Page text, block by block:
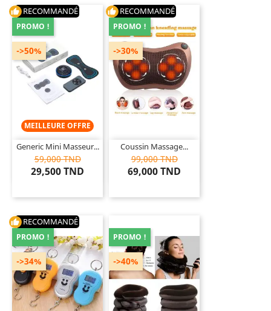
thumb_up RECOMMANDÉ
MEILLEURE OFFRE
Generic Mini Masseur...
59,000 TND
29,500 TND
PROMO !
->50%
thumb_up RECOMMANDÉ
Coussin Massage...
99,000 TND
69,000 TND
->30%
PROMO !
thumb_up RECOMMANDÉ
->34%
PROMO ! PROMO !
->40%